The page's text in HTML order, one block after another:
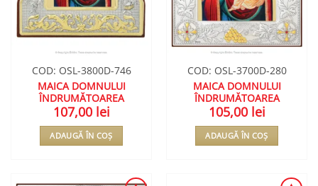
COD: OSL-3800D-746
MAICA DOMNULUI
ÎNDRUMĂTOAREA
107,00 lei
ADAUGĂ ÎN COȘ
COD: OSL-3700D-280
MAICA DOMNULUI
ÎNDRUMĂTOAREA
105,00 lei
ADAUGĂ ÎN COȘ